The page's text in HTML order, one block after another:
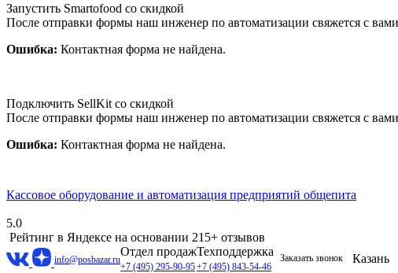
Запустить Smartofood со скидкой
После отправки формы наш инженер по автоматизации свяжется с вами
Ошибка: Контактная форма не найдена.
Подключить SellKit со скидкой
После отправки формы наш инженер по автоматизации свяжется с вами
Ошибка: Контактная форма не найдена.
Кассовое оборудование и автоматизация предприятий общепита
5.0
Рейтинг в Яндексе на основании 215+ отзывов
info@posbazar.ru
Отдел продаж
+7 (495) 295-90-95
Техподдержка
+7 (495) 843-54-46
Заказать звонок Казань